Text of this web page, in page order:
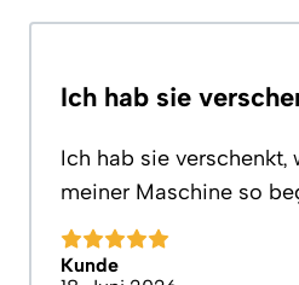
Ich hab sie
Ich hab sie verschenkt,
meiner Maschine so
Kunde